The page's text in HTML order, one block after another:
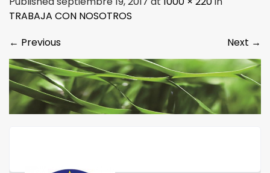
TRABAJA CON NOSOTROS
← Previous Next →